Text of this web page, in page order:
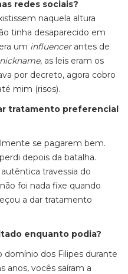
redes sociais?
naquela altura
tinha desaparecido em
um influencer antes de
nickname, as leis eram os
por decreto, agora cobro
mim (risos).
tratamento preferencial
se pagarem bem.
depois da batalha.
travessia do
foi nada fixe quando
a dar tratamento
enquanto podia?
domínio dos Filipes durante
anos, vocês saíram a